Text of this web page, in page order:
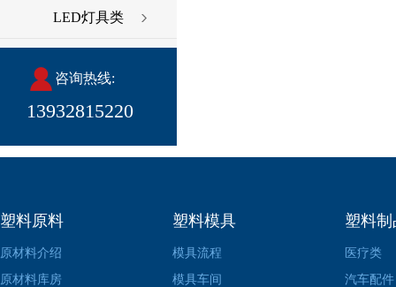
LED灯具类
咨询热线:
13932815220
塑料原料
原材料介绍
原材料库房
塑料模具
模具流程
模具车间
塑料制
医疗类
汽车配件